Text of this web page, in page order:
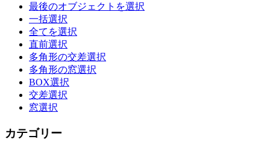
最後のオブジェクトを選択
一括選択
全てを選択
直前選択
多角形の交差選択
多角形の窓選択
BOX選択
交差選択
窓選択
カテゴリー